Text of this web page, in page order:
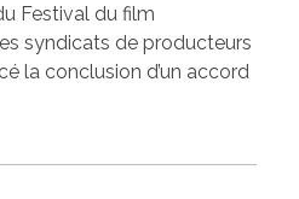
Festival du film
syndicats de producteurs
la conclusion d’un accord